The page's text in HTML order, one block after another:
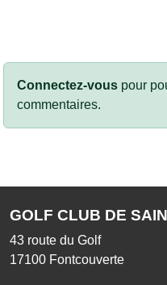
Connectez-vous pour
commentaires.
GOLF CLUB DE
43 route du Golf
17100 Fontcouverte